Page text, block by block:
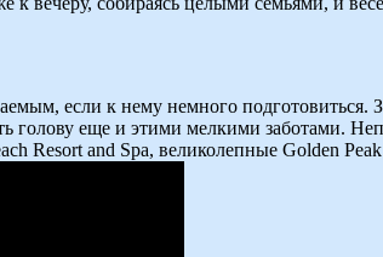
если к нему немного подготовиться.
голову еще и этими мелкими
Resort and Spa, великолепные Golden